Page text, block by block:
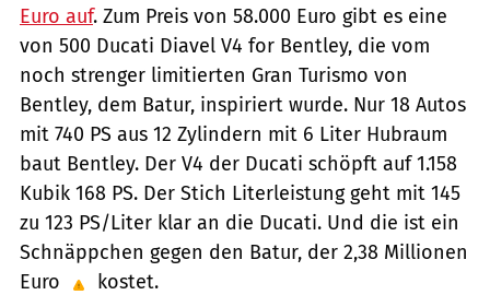
Euro auf. Zum Preis von 58.000 Euro gibt es eine
von 500 Ducati Diavel V4 for Bentley, die vom
noch strenger limitierten Gran Turismo von
Bentley, dem Batur, inspiriert wurde. Nur 18 Autos
mit 740 PS aus 12 Zylindern mit 6 Liter Hubraum
baut Bentley. Der V4 der Ducati schöpft auf 1.158
Kubik 168 PS. Der Stich Literleistung geht mit 145
zu 123 PS/Liter klar an die Ducati. Und die ist ein
Schnäppchen gegen den Batur, der 2,38 Millionen
Euro
kostet.